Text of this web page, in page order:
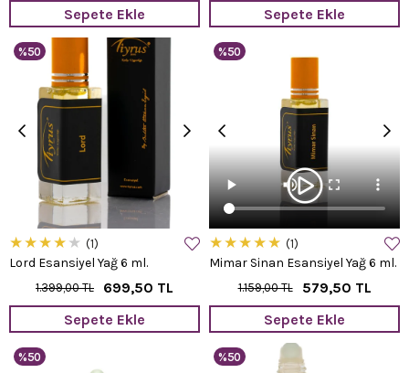
Sepete Ekle Sepete Ekle
Lord Esansiyel Yağ 6 ml.
★★★★ ★ 1
699,50 TL
1.399,00 TL
Sepete Ekle
%50
Mimar Sinan Esansiyel Yağ 6 ml.
★★★★★ 1
579,50 TL
1.159,00 TL
Sepete Ekle
%50
%50 %50